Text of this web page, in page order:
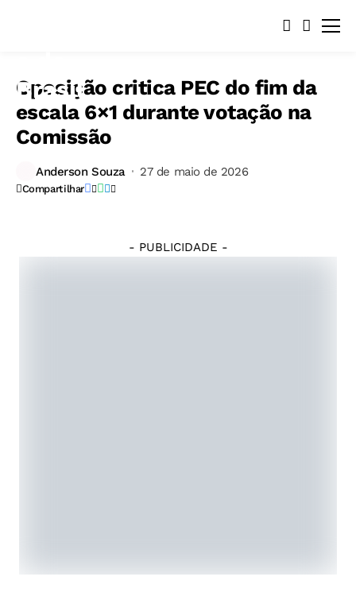
Oposição critica PEC do fim da
escala 6×1 durante votação na
Comissão
Anderson Souza 27 de maio de 2026
Compartilhar
Marques/Agência
- PUBLICIDADE -